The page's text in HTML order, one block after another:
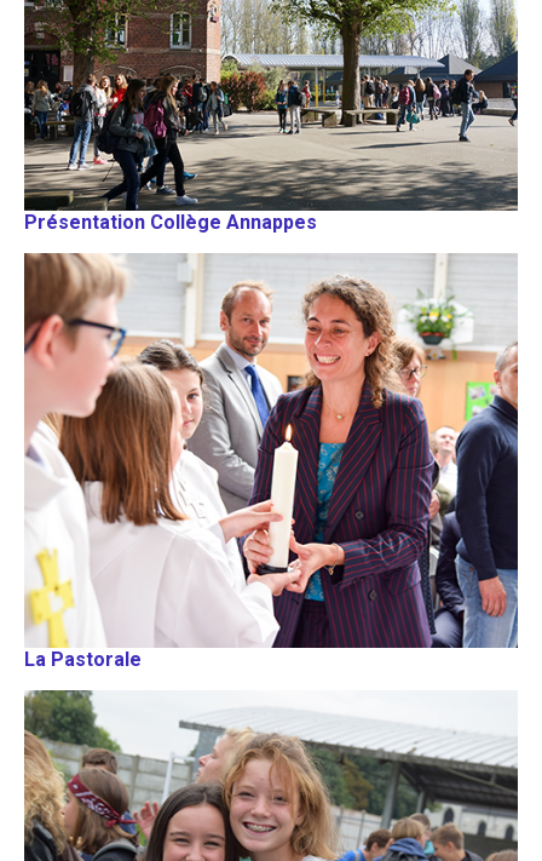
Présentation Collège Annappes
La Pastorale